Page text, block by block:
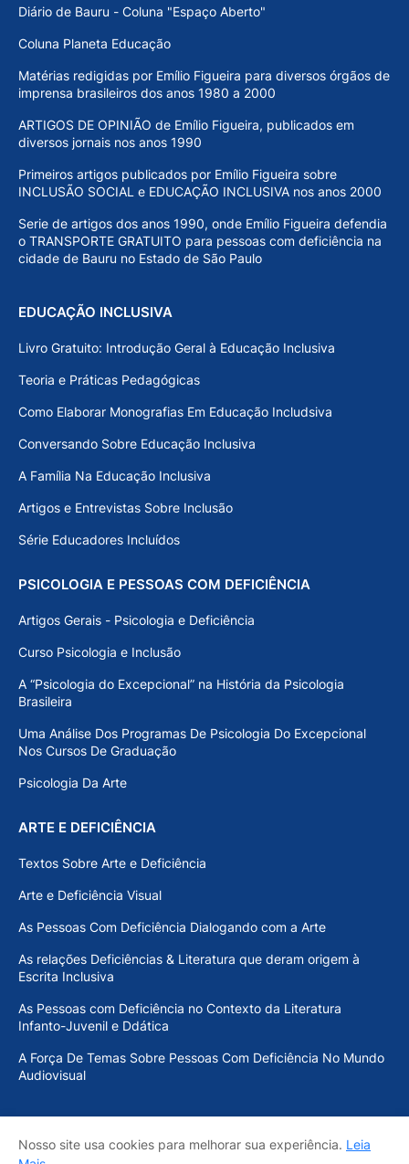
Diário de Bauru - Coluna "Espaço Aberto"
Coluna Planeta Educação
Matérias redigidas por Emílio Figueira para diversos órgãos de
imprensa brasileiros dos anos 1980 a 2000
ARTIGOS DE OPINIÃO de Emílio Figueira, publicados em
diversos jornais nos anos 1990
Primeiros artigos publicados por Emílio Figueira sobre
INCLUSÃO SOCIAL e EDUCAÇÃO INCLUSIVA nos anos 2000
Serie de artigos dos anos 1990, onde Emílio Figueira defendia
o TRANSPORTE GRATUITO para pessoas com deficiência na
cidade de Bauru no Estado de São Paulo
EDUCAÇÃO INCLUSIVA
Livro Gratuito: Introdução Geral à Educação Inclusiva
Teoria e Práticas Pedagógicas
Como Elaborar Monografias Em Educação Includsiva
Conversando Sobre Educação Inclusiva
A Família Na Educação Inclusiva
Artigos e Entrevistas Sobre Inclusão
Série Educadores Incluídos
PSICOLOGIA E PESSOAS COM DEFICIÊNCIA
Artigos Gerais - Psicologia e Deficiência
Curso Psicologia e Inclusão
A “Psicologia do Excepcional” na História da Psicologia
Brasileira
Uma Análise Dos Programas De Psicologia Do Excepcional
Nos Cursos De Graduação
Psicologia Da Arte
ARTE E DEFICIÊNCIA
Textos Sobre Arte e Deficiência
Arte e Deficiência Visual
As Pessoas Com Deficiência Dialogando com a Arte
As relações Deficiências & Literatura que deram origem à
Escrita Inclusiva
As Pessoas com Deficiência no Contexto da Literatura
Infanto-Juvenil e Ddática
A Força De Temas Sobre Pessoas Com Deficiência No Mundo
Audiovisual
Sobre o MEF Acervo Inclusivo Contato
Nosso site usa cookies para melhorar sua experiência. Leia